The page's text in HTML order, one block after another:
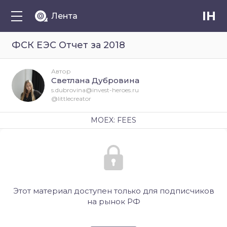
Лента IH
ФСК ЕЭС Отчет за 2018
Этот материал доступен только для подписчиков
на рынок РФ
Автор
Светлана Дубровина
s.dubrovina@invest-heroes.ru
@littlecreator
MOEX: FEES